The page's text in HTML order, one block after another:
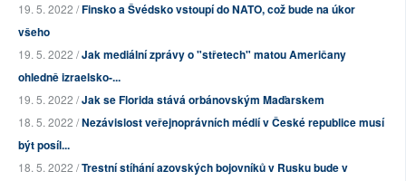
19. 5. 2022 /Finsko a Švédsko vstoupí do NATO, což bude na úkor
všeho
19. 5. 2022 /Jak mediální zprávy o "střetech" matou Američany
ohledně izraelsko-...
19. 5. 2022 /Jak se Florida stává orbánovským Maďarskem
18. 5. 2022 /Nezávislost veřejnoprávních médií v České republice musí
být posíl...
18. 5. 2022 /Trestní stíhání azovských bojovníků v Rusku bude v